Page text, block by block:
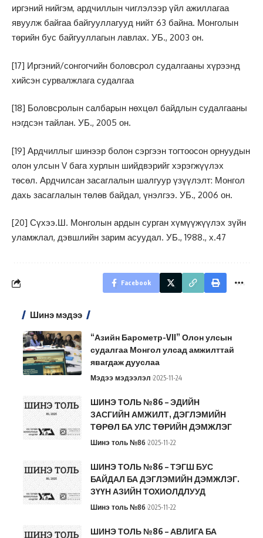
иргэний нийгэм, ардчиллын чиглэлээр үйл ажиллагаа
явуулж байгаа байгууллагууд нийт 63 байна. Монголын
төрийн бус байгууллагын лавлах. УБ., 2003 он.
[17] Иргэний/сонгогчийн боловсрол судалгааны хүрээнд
хийсэн сурвалжлага судалгаа
[18] Боловсролын салбарын нөхцөл байдлын судалгааны
нэгдсэн тайлан. УБ., 2005 он.
[19] Ардчиллыг шинээр болон сэргээн тогтоосон орнуудын
олон улсын V бага хурлын шийдвэрийг хэрэгжүүлэх
төсөл. Ардчилсан засаглалын шалгуур үзүүлэлт: Монгол
дахь засаглалын төлөв байдал, үнэлгээ. УБ., 2006 он.
[20] Сүхээ.Ш. Монголын ардын сурган хүмүүжүүлэх зүйн
уламжлал, дэвшлийн зарим асуудал. УБ., 1988., х.47
Facebook
Шинэ мэдээ
“Азийн Барометр-VII” Олон улсын
судалгаа Монгол улсад амжилттай
явагдаж дууслаа
Мэдээ мэдээлэл 2025-11-24
ШИНЭ ТОЛЬ №86 – ЭДИЙН
ЗАСГИЙН АМЖИЛТ, ДЭГЛЭМИЙН
ТӨРӨЛ БА УЛС ТӨРИЙН ДЭМЖЛЭГ
Шинэ толь №86 2025-11-22
ШИНЭ ТОЛЬ №86 – ТЭГШ БУС
БАЙДАЛ БА ДЭГЛЭМИЙН ДЭМЖЛЭГ.
ЗҮҮН АЗИЙН ТОХИОЛДЛУУД
Шинэ толь №86 2025-11-22
ШИНЭ ТОЛЬ №86 – АВЛИГА БА